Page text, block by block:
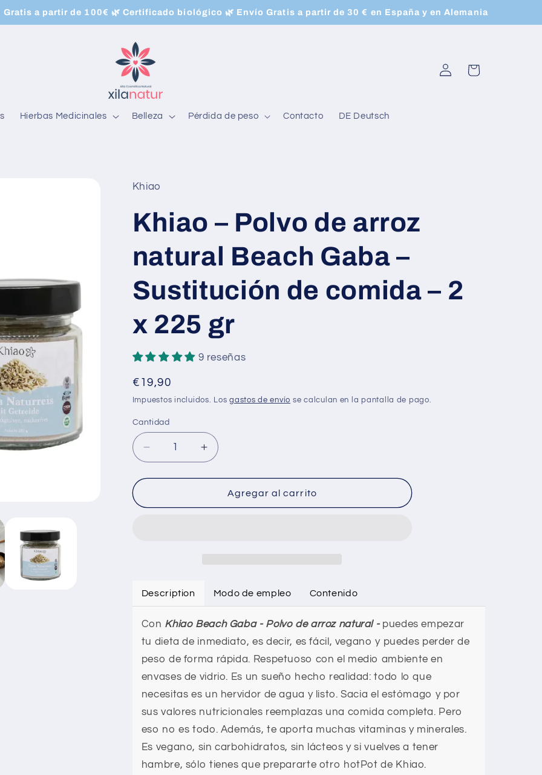
a partir de 100€ 🌿 Certificado biológico 🌿 Envío Gratis a partir de 30 € en España y en Alemania
Hierbas Medicinales Belleza Pérdida de peso Contacto DE Deutsch
Iniciar
sesión
Carrito
Khiao
Khiao – Polvo de arroz
natural Beach Gaba –
Sustitución de comida – 2
x 225 gr
9 reseñas
Precio
habitual
€19,90
Impuestos incluidos. Losgastos de envío se calculan en la pantalla de pago.
Cantidad
Cantidad
Reducir
cantidad
para
–
–
de
comida
2
x
225
Aumentar
cantidad
para
Khiao
–
de
comida
2
x
225
Agregar al carrito
Description Modo de empleo Contenido
Con Khiao Beach Gaba - Polvo de arroz natural - puedes empezar
tu dieta de inmediato, es decir, es fácil, vegano y puedes perder de
peso de forma rápida. Respetuoso con el medio ambiente en
envases de vidrio. Es un sueño hecho realidad: todo lo que
necesitas es un hervidor de agua y listo. Sacia el estómago y por
sus valores nutricionales reemplazas una comida completa. Pero
eso no es todo. Además, te aporta muchas vitaminas y minerales.
Es vegano, sin carbohidratos, sin lácteos y si vuelves a tener
hambre, sólo tienes que prepararte otro hotPot de Khiao.